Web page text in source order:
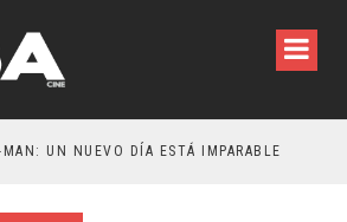
UN NUEVO DÍA ESTÁ IMPARABLE